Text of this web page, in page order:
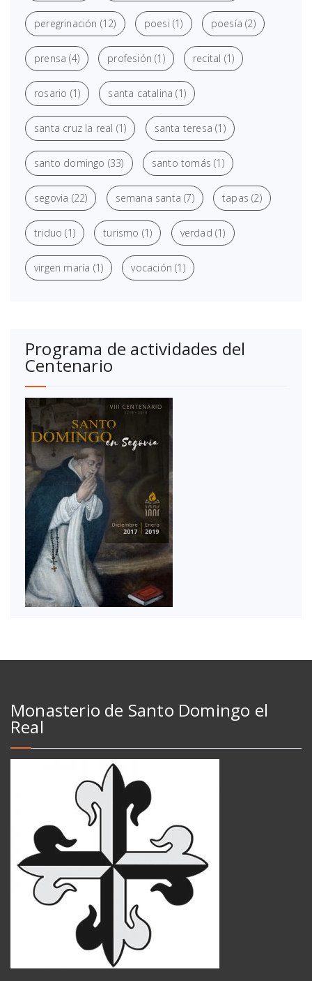
peregrinación (12) poesi (1) poesía (2)
prensa (4) profesión (1) recital (1)
rosario (1) santa catalina (1)
santa cruz la real (1) santa teresa (1)
santo domingo (33) santo tomás (1)
segovia (22) semana santa (7) tapas (2)
triduo (1) turismo (1) verdad (1)
virgen maría (1) vocación (1)
Programa de actividades del
Centenario
Monasterio de Santo Domingo el
Real